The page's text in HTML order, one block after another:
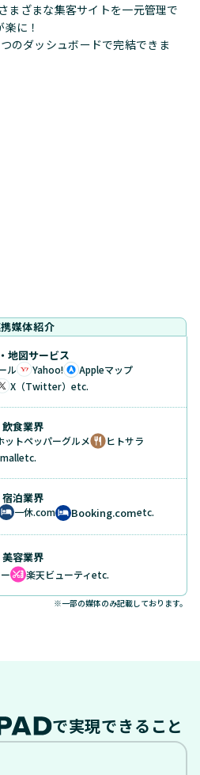
まざまな集客サイトを一元管理で
に！
のダッシュボードで完結できま
媒体紹介
地図サービス
ル Yahoo!
Appleマップ
X（Twitter） etc.
飲食業界
ットペッパーグルメ
ヒトサラ
etc.
宿泊業界
一休.com Booking.cometc.
美容業界
楽天ビューティetc.
※一部の媒体のみ記載しております。
で実現できること